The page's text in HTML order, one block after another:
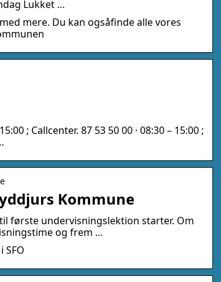
Lukket …
mere. Du kan ogsåfinde alle vores
; Callcenter. 87 53 50 00 · 08:30 – 15:00 ;
Kommune
første undervisningslektion starter. Om
og frem …